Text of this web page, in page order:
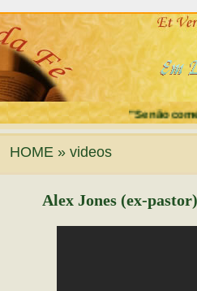
"Se não
HOME » videos
Alex Jones (ex-